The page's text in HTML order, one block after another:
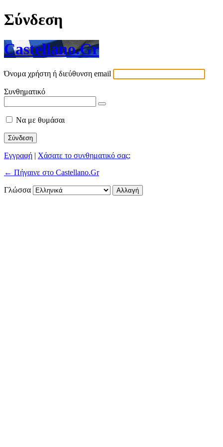
Σύνδεση
Castellano.Gr
Όνομα χρήστη ή διεύθυνση email
Συνθηματικό
Να με θυμάσαι
Εγγραφή | Χάσατε το συνθηματικό σας;
← Πήγαινε στο Castellano.Gr
Γλώσσα